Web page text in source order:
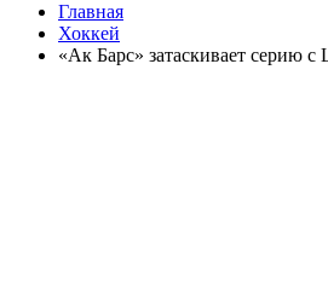
Главная
Хоккей
«Ак Барс» затаскивает серию